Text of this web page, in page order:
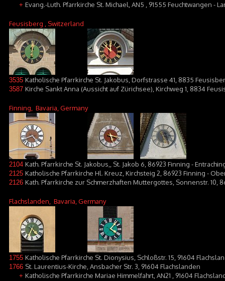
+ Evang.-Luth. Pfarrkirche St. Michael, AN5 , 91555 Feuchtwangen -
Feusisberg , Switzerland
3535 Katholische Pfarrkirche St. Jakobus, Dorfstrasse 41, 8835
3587 Kirche Sankt Anna (Aussicht auf Zürichsee), Kirchweg 1, 8834
Finning , Bavaria, Germany
2104 Kath. Pfarrkirche St. Jakobus,, St. Jakob 6, 86923 Finning -
2125 Katholische Pfarrkirche Hl. Kreuz, Kirchsteig 2, 86923 Finning -
2126 Kath. Pfarrkirche zur Schmerzhaften Muttergottes, Sonnenstr. 10,
Flachslanden , Bavaria, Germany
1755 Katholische Pfarrkirche St. Dionysius, Schloßstr. 15, 91604
1766 St. Laurentius-Kirche, Ansbacher Str. 3, 91604 Flachslanden
+ Katholische Pfarrkirche Mariae Himmelfahrt, AN21 , 91604